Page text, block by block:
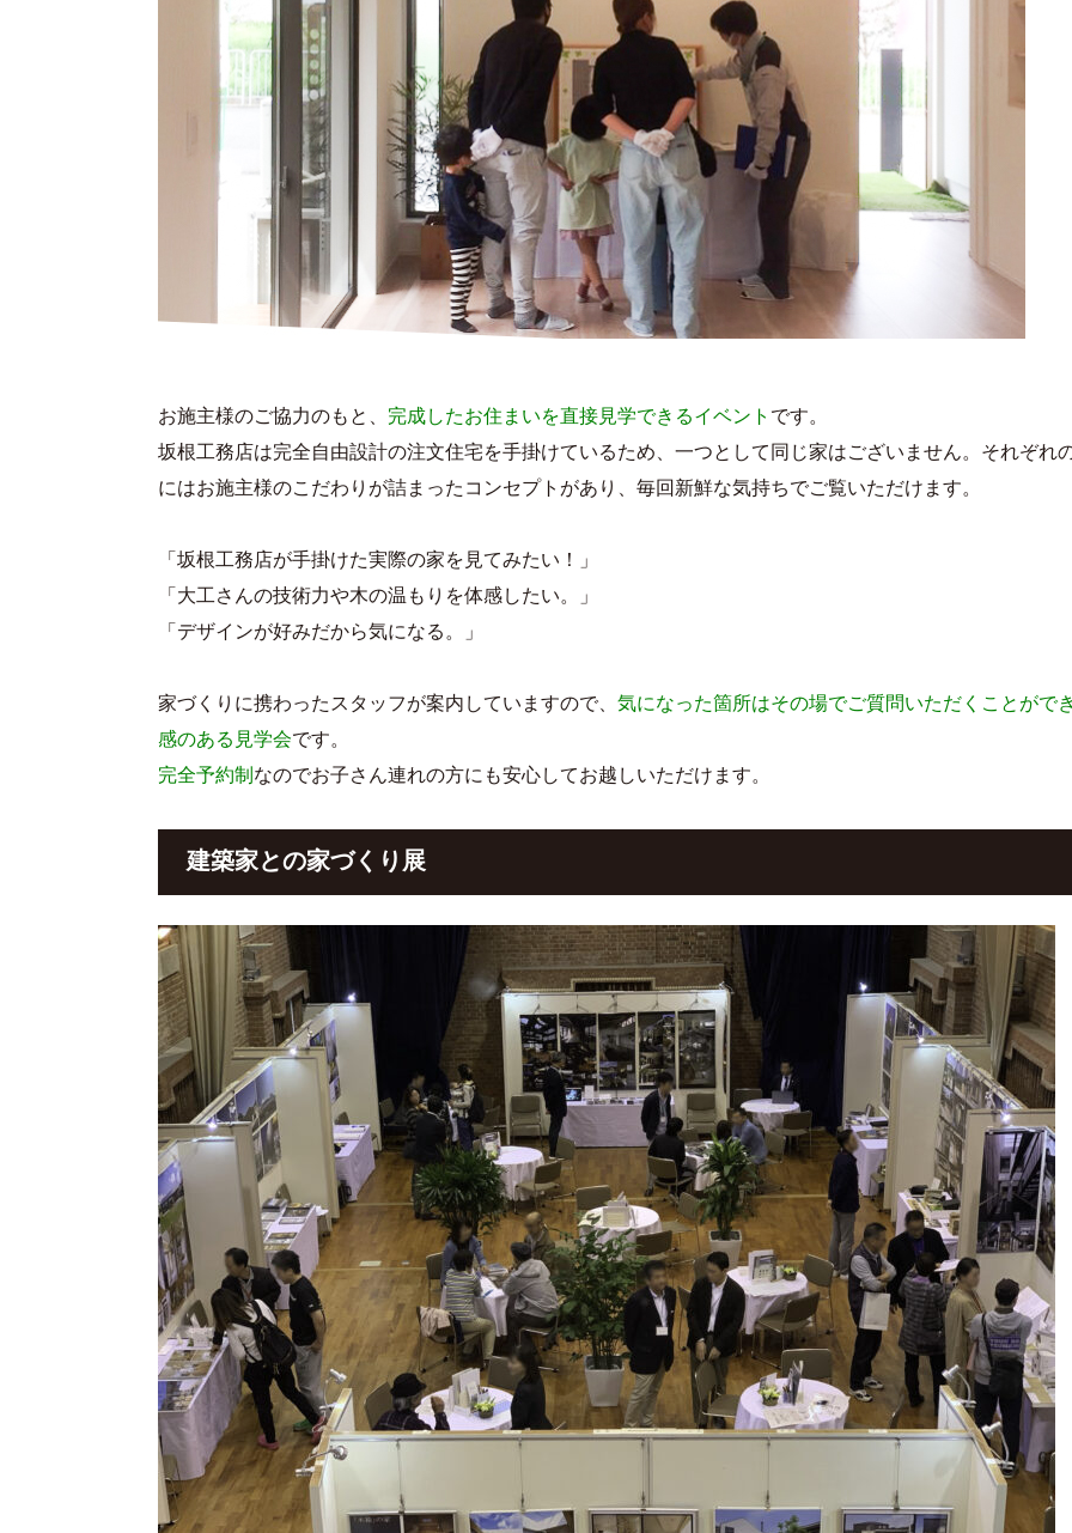
お施主様のご協力のもと、 完成したお住まいを直接見学できるイベント です。
坂根工務店は完全自由設計の注文住宅を手掛けているため、一つとして同じ家はございません。それぞれ
にはお施主様のこだわりが詰まったコンセプトがあり、毎回新鮮な気持ちでご覧いただけます。
「坂根工務店が手掛けた実際の家を見てみたい！」
「大工さんの技術力や木の温もりを体感したい。」
「デザインが好みだから気になる。」
家づくりに携わったスタッフが案内していますので、 気になった箇所はその場でご質問いただくことがで
感のある見学会です。
完全予約制 なのでお子さん連れの方にも安心してお越しいただけます。
建築家との家づくり展